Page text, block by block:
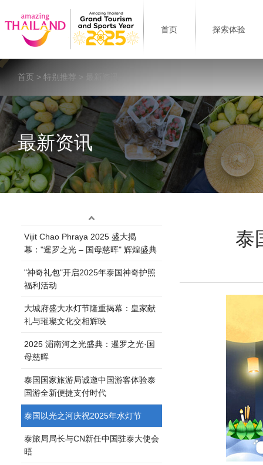
首页 探索体验
首页 > 特别推荐 > 最新资讯
最新资讯
Vijit Chao Phraya 2025 盛大揭
幕："暹罗之光 – 国母慈晖" 辉煌盛典
"神奇礼包"开启2025年泰国神奇护照
福利活动
大城府盛大水灯节隆重揭幕：皇家献
礼与璀璨文化交相辉映
2025 湄南河之光盛典：暹罗之光·国
母慈晖
泰国国家旅游局诚邀中国游客体验泰
国游全新便捷支付时代
泰国以光之河庆祝2025年水灯节
泰旅局局长与CN新任中国驻泰大使会
晤
泰